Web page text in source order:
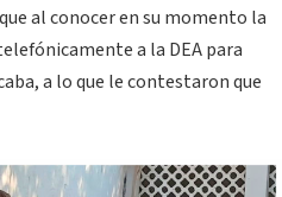
al conocer en su momento la
a la DEA para
a lo que le contestaron que